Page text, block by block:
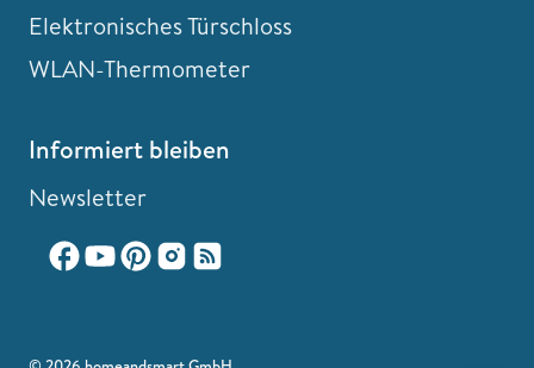
Elektronisches Türschloss
WLAN-Thermometer
Informiert bleiben
Newsletter